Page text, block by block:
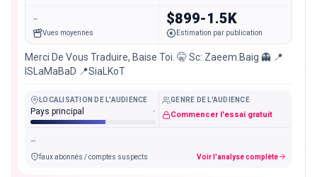
-
Vues moyennes
$899-1.5K
Estimation par publication
Merci De Vous Traduire, Baise Toi. 🤫 Sc: Zaeem.Baig 👻 📍
ISLaMaBaD 📍SiaLKoT
LOCALISATION DE L'AUDIENCE
Pays principal -
GENRE DE L'AUDIENCE
Commencer l'essai gratuit
-
faux abonnés / comptes suspects Voir l'analyse complète